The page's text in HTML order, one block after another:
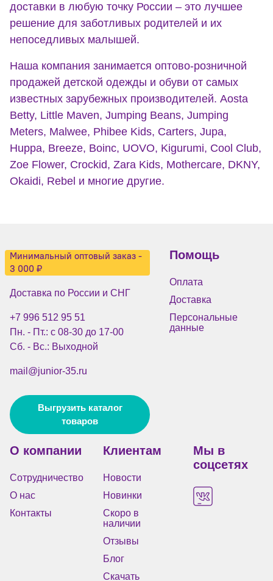
доставки в любую точку России – это лучшее
решение для заботливых родителей и их
непоседливых малышей.
Наша компания занимается оптово-розничной
продажей детской одежды и обуви от самых
известных зарубежных производителей. Aosta
Betty, Little Maven, Jumping Beans, Jumping
Meters, Malwee, Phibee Kids, Carters, Jupa,
Huppa, Breeze, Boinc, UOVO, Kigurumi, Cool Club,
Zoe Flower, Crockid, Zara Kids, Mothercare, DKNY,
Okaidi, Rebel и многие другие.
Минимальный оптовый заказ -
3 000 ₽
Доставка по России и СНГ
+7 996 512 95 51
Пн. - Пт.: с 08-30 до 17-00
Сб. - Вс.: Выходной
mail@junior-35.ru
Выгрузить каталог
товаров
Помощь
Оплата
Доставка
Персональные
данные
О компании
Сотрудничество
О нас
Контакты
Клиентам
Новости
Новинки
Скоро в
наличии
Отзывы
Блог
Скачать
Мы в
соцсетях